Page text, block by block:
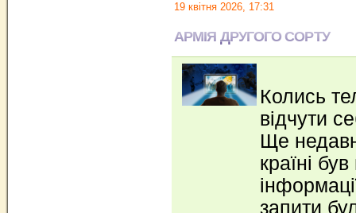
19 квітня 2026, 17:31
АРМІЯ ДРУГОГО СОРТУ
Колись
відчути
Ще
країні
запити